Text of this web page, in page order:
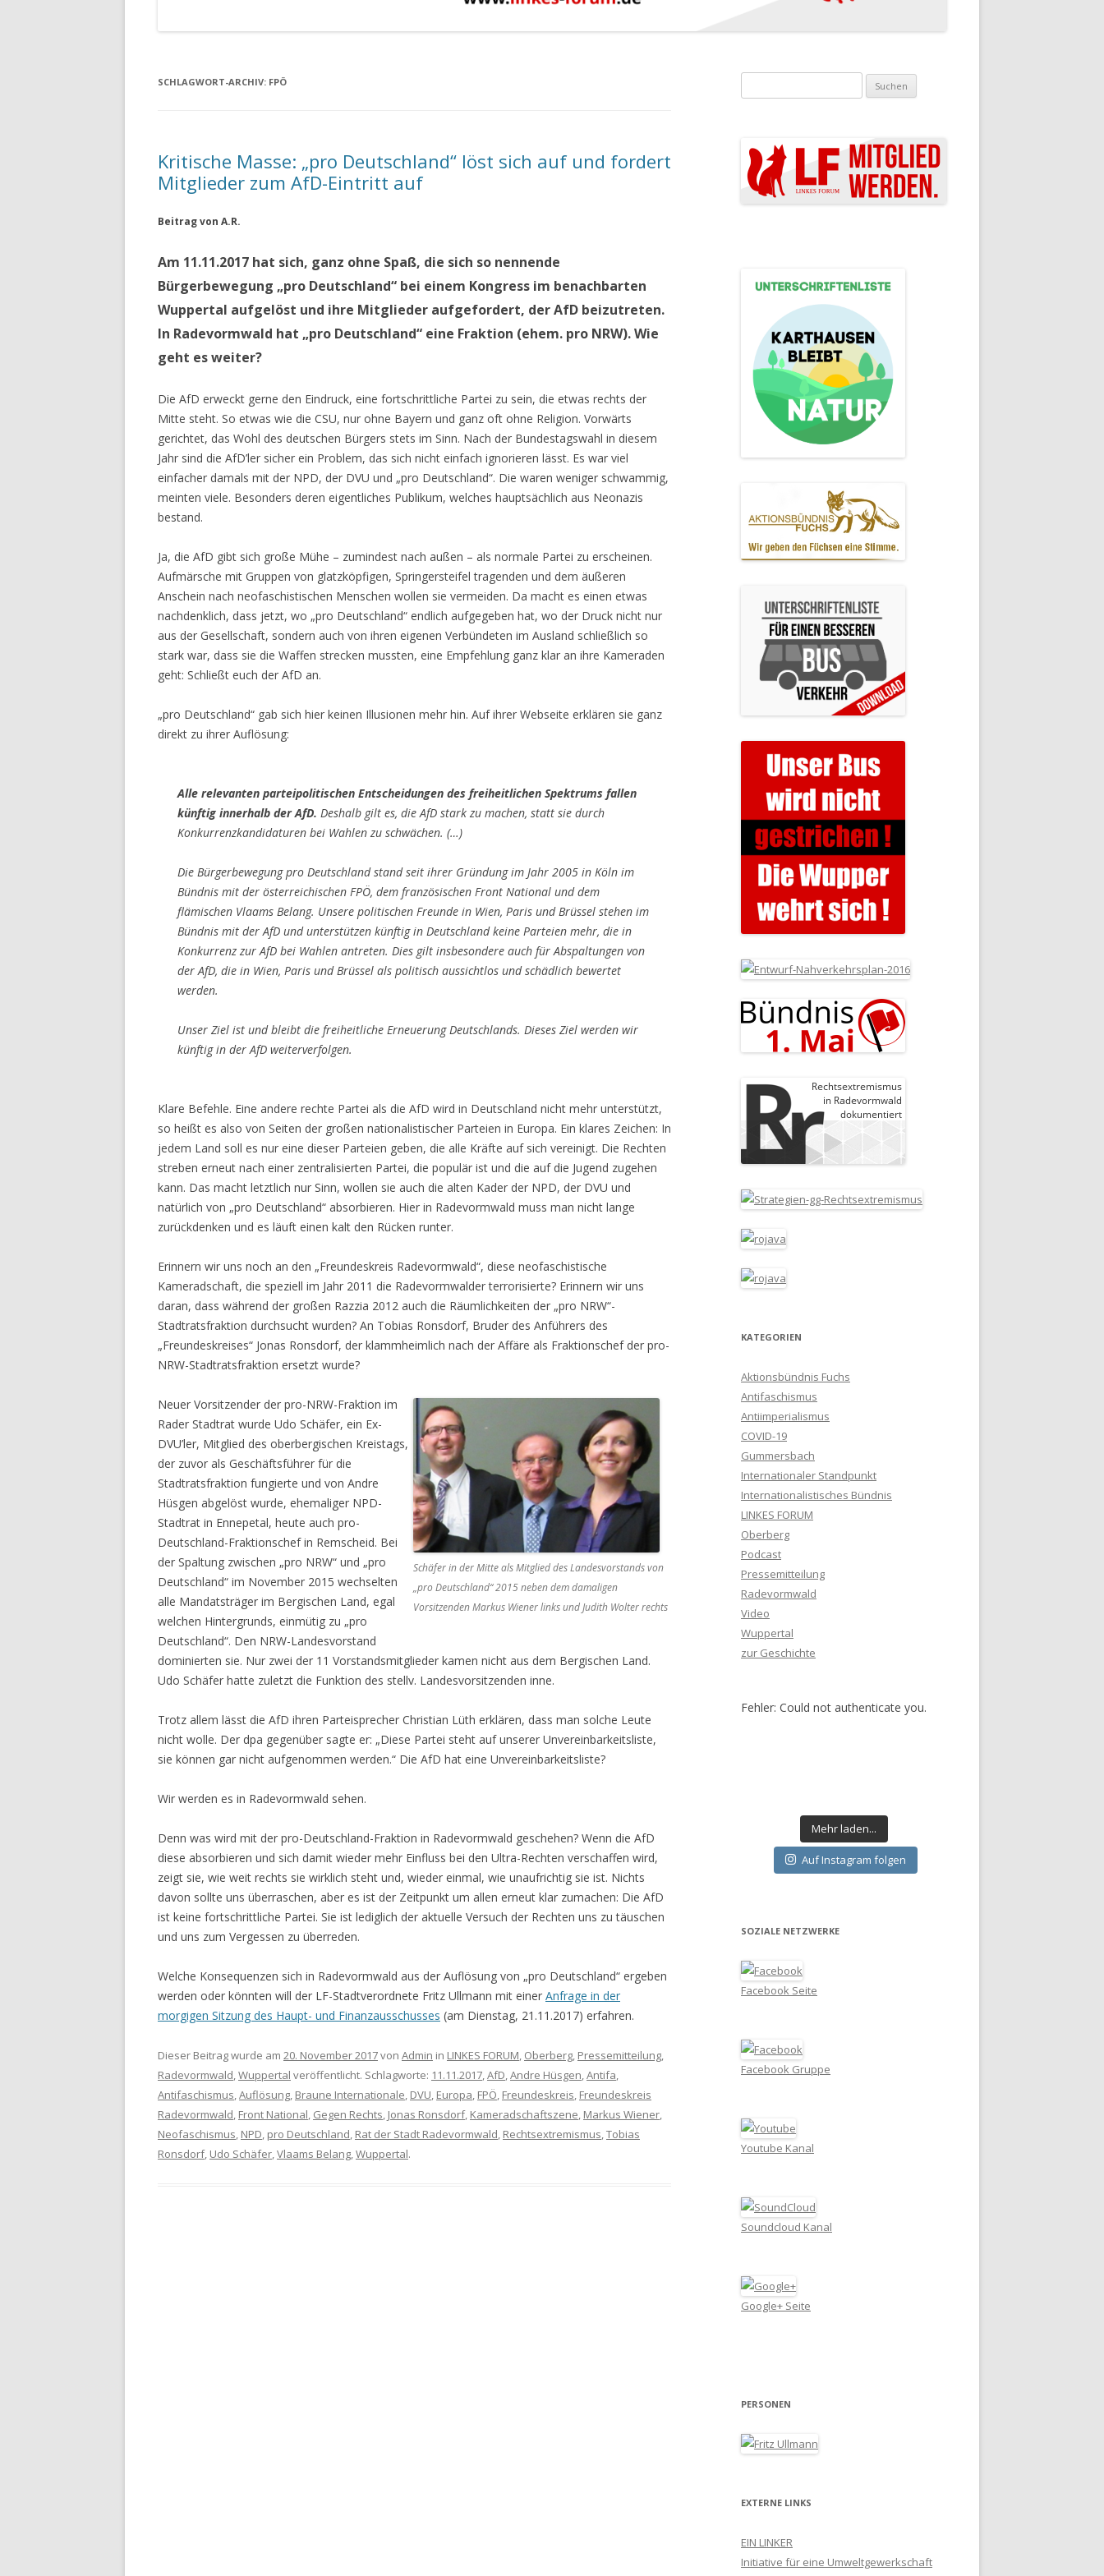
SCHLAGWORT-ARCHIV: FPÖ
Kritische Masse: „pro Deutschland“ löst sich auf und fordert
Mitglieder zum AfD-Eintritt auf
Beitrag von A.R.
Am 11.11.2017 hat sich, ganz ohne Spaß, die sich so nennende
Bürgerbewegung „pro Deutschland“ bei einem Kongress im benachbarten
Wuppertal aufgelöst und ihre Mitglieder aufgefordert, der AfD beizutreten.
In Radevormwald hat „pro Deutschland“ eine Fraktion (ehem. pro NRW). Wie
geht es weiter?
Die AfD erweckt gerne den Eindruck, eine fortschrittliche Partei zu sein, die etwas rechts der
Mitte steht. So etwas wie die CSU, nur ohne Bayern und ganz oft ohne Religion. Vorwärts
gerichtet, das Wohl des deutschen Bürgers stets im Sinn. Nach der Bundestagswahl in diesem
Jahr sind die AfD’ler sicher ein Problem, das sich nicht einfach ignorieren lässt. Es war viel
einfacher damals mit der NPD, der DVU und „pro Deutschland“. Die waren weniger schwammig,
meinten viele. Besonders deren eigentliches Publikum, welches hauptsächlich aus Neonazis
bestand.
Ja, die AfD gibt sich große Mühe – zumindest nach außen – als normale Partei zu erscheinen.
Aufmärsche mit Gruppen von glatzköpfigen, Springersteifel tragenden und dem äußeren
Anschein nach neofaschistischen Menschen wollen sie vermeiden. Da macht es einen etwas
nachdenklich, dass jetzt, wo „pro Deutschland“ endlich aufgegeben hat, wo der Druck nicht nur
aus der Gesellschaft, sondern auch von ihren eigenen Verbündeten im Ausland schließlich so
stark war, dass sie die Waffen strecken mussten, eine Empfehlung ganz klar an ihre Kameraden
geht: Schließt euch der AfD an.
„pro Deutschland“ gab sich hier keinen Illusionen mehr hin. Auf ihrer Webseite erklären sie ganz
direkt zu ihrer Auflösung:
Alle relevanten parteipolitischen Entscheidungen des freiheitlichen Spektrums fallen
künftig innerhalb der AfD. Deshalb gilt es, die AfD stark zu machen, statt sie durch
Konkurrenzkandidaturen bei Wahlen zu schwächen. (…)
Die Bürgerbewegung pro Deutschland stand seit ihrer Gründung im Jahr 2005 in Köln im
Bündnis mit der österreichischen FPÖ, dem französischen Front National und dem
flämischen Vlaams Belang. Unsere politischen Freunde in Wien, Paris und Brüssel stehen im
Bündnis mit der AfD und unterstützen künftig in Deutschland keine Parteien mehr, die in
Konkurrenz zur AfD bei Wahlen antreten. Dies gilt insbesondere auch für Abspaltungen von
der AfD, die in Wien, Paris und Brüssel als politisch aussichtlos und schädlich bewertet
werden.
Unser Ziel ist und bleibt die freiheitliche Erneuerung Deutschlands. Dieses Ziel werden wir
künftig in der AfD weiterverfolgen.
Klare Befehle. Eine andere rechte Partei als die AfD wird in Deutschland nicht mehr unterstützt,
so heißt es also von Seiten der großen nationalistischer Parteien in Europa. Ein klares Zeichen: In
jedem Land soll es nur eine dieser Parteien geben, die alle Kräfte auf sich vereinigt. Die Rechten
streben erneut nach einer zentralisierten Partei, die populär ist und die auf die Jugend zugehen
kann. Das macht letztlich nur Sinn, wollen sie auch die alten Kader der NPD, der DVU und
natürlich von „pro Deutschland“ absorbieren. Hier in Radevormwald muss man nicht lange
zurückdenken und es läuft einen kalt den Rücken runter.
Erinnern wir uns noch an den „Freundeskreis Radevormwald“, diese neofaschistische
Kameradschaft, die speziell im Jahr 2011 die Radevormwalder terrorisierte? Erinnern wir uns
daran, dass während der großen Razzia 2012 auch die Räumlichkeiten der „pro NRW“-
Stadtratsfraktion durchsucht wurden? An Tobias Ronsdorf, Bruder des Anführers des
„Freundeskreises“ Jonas Ronsdorf, der klammheimlich nach der Affäre als Fraktionschef der pro-
NRW-Stadtratsfraktion ersetzt wurde?
Schäfer in der Mitte als Mitglied des Landesvorstands von
„pro Deutschland“ 2015 neben dem damaligen
Vorsitzenden Markus Wiener links und Judith Wolter rechts
Neuer Vorsitzender der pro-NRW-Fraktion im
Rader Stadtrat wurde Udo Schäfer, ein Ex-
DVU’ler, Mitglied des oberbergischen Kreistags,
der zuvor als Geschäftsführer für die
Stadtratsfraktion fungierte und von Andre
Hüsgen abgelöst wurde, ehemaliger NPD-
Stadtrat in Ennepetal, heute auch pro-
Deutschland-Fraktionschef in Remscheid. Bei
der Spaltung zwischen „pro NRW“ und „pro
Deutschland“ im November 2015 wechselten
alle Mandatsträger im Bergischen Land, egal
welchen Hintergrunds, einmütig zu „pro
Deutschland“. Den NRW-Landesvorstand
dominierten sie. Nur zwei der 11 Vorstandsmitglieder kamen nicht aus dem Bergischen Land.
Udo Schäfer hatte zuletzt die Funktion des stellv. Landesvorsitzenden inne.
Trotz allem lässt die AfD ihren Parteisprecher Christian Lüth erklären, dass man solche Leute
nicht wolle. Der dpa gegenüber sagte er: „Diese Partei steht auf unserer Unvereinbarkeitsliste,
sie können gar nicht aufgenommen werden.“ Die AfD hat eine Unvereinbarkeitsliste?
Wir werden es in Radevormwald sehen.
Denn was wird mit der pro-Deutschland-Fraktion in Radevormwald geschehen? Wenn die AfD
diese absorbieren und sich damit wieder mehr Einfluss bei den Ultra-Rechten verschaffen wird,
zeigt sie, wie weit rechts sie wirklich steht und, wieder einmal, wie unaufrichtig sie ist. Nichts
davon sollte uns überraschen, aber es ist der Zeitpunkt um allen erneut klar zumachen: Die AfD
ist keine fortschrittliche Partei. Sie ist lediglich der aktuelle Versuch der Rechten uns zu täuschen
und uns zum Vergessen zu überreden.
Welche Konsequenzen sich in Radevormwald aus der Auflösung von „pro Deutschland“ ergeben
werden oder könnten will der LF-Stadtverordnete Fritz Ullmann mit einer Anfrage in der
morgigen Sitzung des Haupt- und Finanzausschusses (am Dienstag, 21.11.2017) erfahren.
Dieser Beitrag wurde am 20. November 2017von Admin in LINKES FORUM, Oberberg, Pressemitteilung,
Radevormwald,Wuppertal veröffentlicht. Schlagworte: 11.11.2017,AfD,Andre Hüsgen,Antifa,
Antifaschismus,Auflösung, Braune Internationale, DVU, Europa, FPÖ, Freundeskreis, Freundeskreis
Radevormwald, Front National, Gegen Rechts, Jonas Ronsdorf, Kameradschaftszene, Markus Wiener,
Neofaschismus, NPD, pro Deutschland, Rat der Stadt Radevormwald, Rechtsextremismus,Tobias
Ronsdorf, Udo Schäfer,Vlaams Belang,Wuppertal.
KATEGORIEN
Aktionsbündnis Fuchs
Antifaschismus
Antiimperialismus
COVID-19
Gummersbach
Internationaler Standpunkt
Internationalistisches Bündnis
LINKES FORUM
Oberberg
Podcast
Pressemitteilung
Radevormwald
Video
Wuppertal
zur Geschichte
Fehler: Could not authenticate you.
Mehr laden...
Auf Instagram folgen
SOZIALE NETZWERKE
Facebook Seite
Facebook Gruppe
Youtube Kanal
Soundcloud Kanal
Google+ Seite
PERSONEN
EXTERNE LINKS
EIN LINKER
Initiative für eine Umweltgewerkschaft